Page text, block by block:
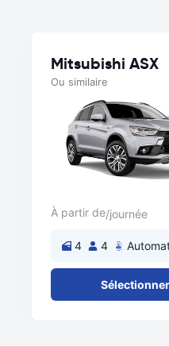
Mitsubishi ASX
Ou similaire
À partir de/journée
4 4
Sélectionner